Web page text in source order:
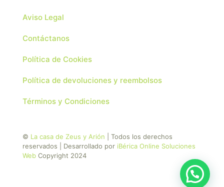
Aviso Legal
Contáctanos
Política de Cookies
Política de devoluciones y reembolsos
Términos y Condiciones
© La casa de Zeus y Arión | Todos los derechos
reservados | Desarrollado por iBérica Online Soluciones
Web Copyright 2024